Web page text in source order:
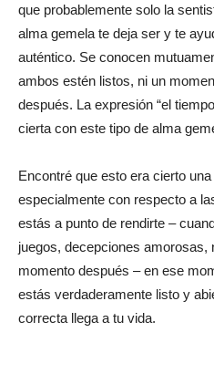
que probablemente solo la
alma gemela te deja ser y te
auténtico. Se conocen
ambos estén listos, ni un
después. La expresión “el
cierta con este tipo de alma
Encontré que esto era cierto
especialmente con respecto a
estás a punto de rendirte –
juegos, decepciones amorosas,
momento después – en ese
estás verdaderamente listo y
correcta llega a tu vida.